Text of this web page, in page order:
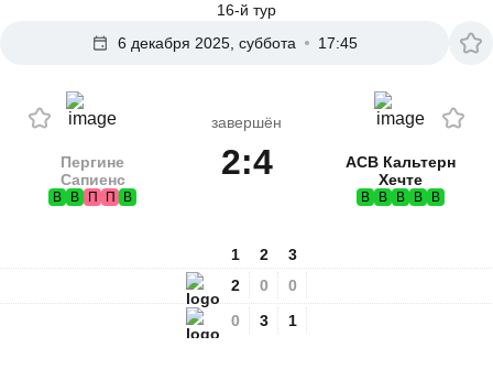
16-й тур
6 декабря 2025, суббота
17:45
Пергине
Сапиенс
В В П П В
завершён
2:4
АСВ Кальтерн
Хечте
В В В В В
1
2
0
2
0
3
3
0
1